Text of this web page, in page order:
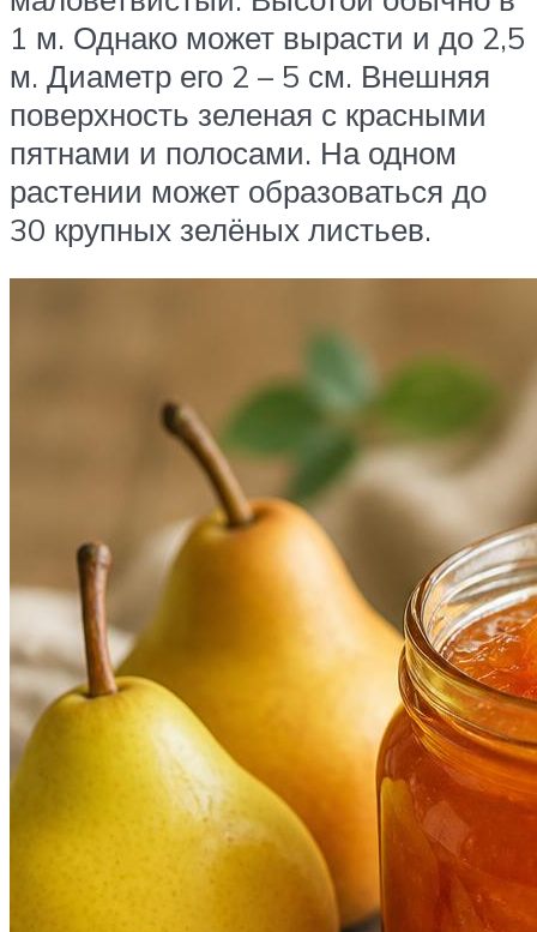
1 м. Однако может вырасти и до 2,5
м. Диаметр его 2 – 5 см. Внешняя
поверхность зеленая с красными
пятнами и полосами. На одном
растении может образоваться до
30 крупных зелёных листьев.